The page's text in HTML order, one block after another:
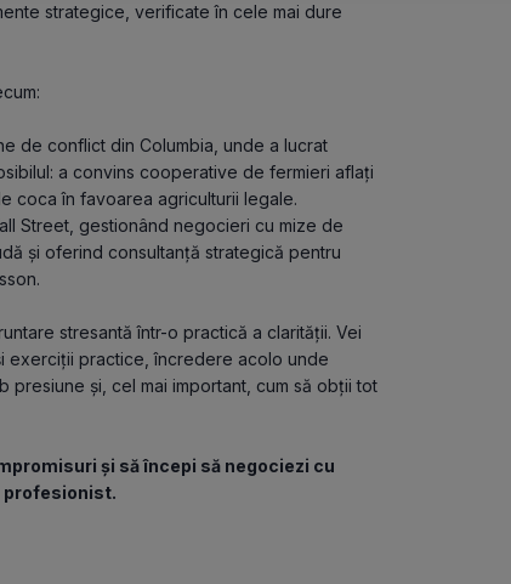
strategice, verificate în cele mai dure
de conflict din Columbia, unde a lucrat
a convins cooperative de fermieri aflați
coca în favoarea agriculturii legale.
Street, gestionând negocieri cu mize de
și oferind consultanță strategică pentru
stresantă într-o practică a clarității. Vei
exerciții practice, încredere acolo unde
presiune și, cel mai important, cum să obții tot
și să începi să negociezi cu
profesionist.